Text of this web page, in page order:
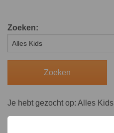
Zoeken:
Je hebt gezocht op: Alles Kids